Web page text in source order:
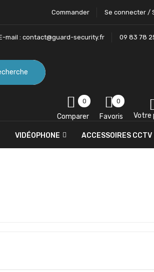
Se connecter /
Commander
09 83 78
mail : contact@guard-security.fr
Votre
0
Favoris
0
Comparer
VIDÉOPHONE ACCESSOIRES CCTV